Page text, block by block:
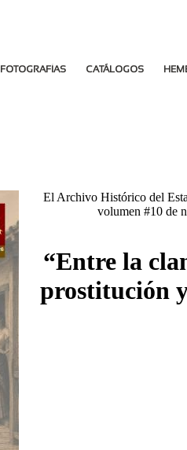
FOTOGRAFÍAS CATÁLOGOS
El Archivo Histórico del
volumen #10 de
“Entre la
prostitución